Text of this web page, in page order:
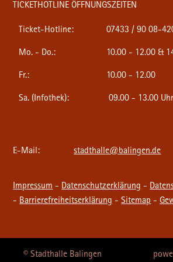
TICKETHOTLINE ÖFFNUNGSZEITEN
Ticket-Hotline: 07433 / 90 08-
Mo. - Do.: 10.00 - 12.00 &
Fr.: 10.00 - 12.00
Sa. (Infothek): 09.00 - 13.00 Uhr
E-Mail: stadthalle@balingen.de
Impressum - Datenschutzerklärung -
- Barrierefreiheitserklärung -Sitemap -
© Stadthalle Balingen p